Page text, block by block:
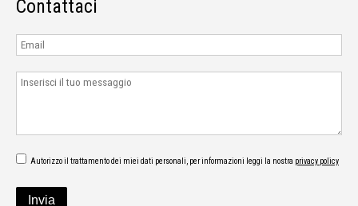
Contattaci
Autorizzo il trattamento dei miei dati personali, per informazioni leggi la nostra privacy policy